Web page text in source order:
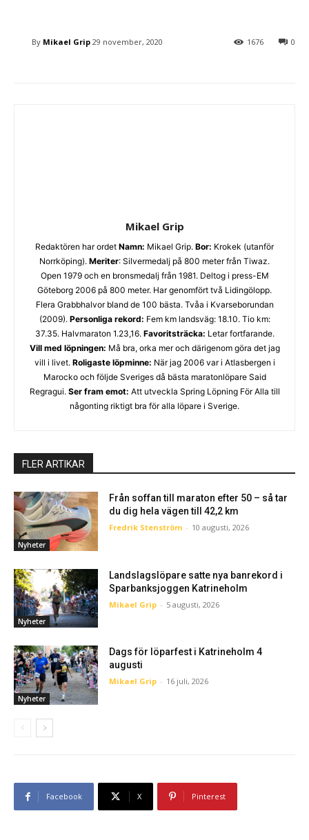
By Mikael Grip 29 november, 2020 0
1676
Mikael Grip
Redaktören har ordet Namn: Mikael Grip. Bor: Krokek (utanför
Norrköping). Meriter: Silvermedalj på 800 meter från Tiwaz.
Open 1979 och en bronsmedalj från 1981. Deltog i press-EM
Göteborg 2006 på 800 meter. Har genomfört två Lidingölopp.
Flera Grabbhalvor bland de 100 bästa. Tvåa i Kvarseborundan
(2009). Personliga rekord: Fem km landsväg: 18.10. Tio km:
37.35. Halvmaraton 1.23,16. Favoritsträcka: Letar fortfarande.
Vill med löpningen: Må bra, orka mer och därigenom göra det jag
vill i livet. Roligaste löpminne: När jag 2006 var i Atlasbergen i
Marocko och följde Sveriges då bästa maratonlöpare Said
Regragui. Ser fram emot: Att utveckla Spring Löpning För Alla till
någonting riktigt bra för alla löpare i Sverige.
FLER ARTIKAR
Nyheter
Från soffan till maraton efter 50 – så tar
du dig hela vägen till 42,2 km
Fredrik Stenström - 10 augusti, 2026
Nyheter
Landslagslöpare satte nya banrekord i
Sparbanksjoggen Katrineholm
Mikael Grip - 5 augusti, 2026
Nyheter
Dags för löparfest i Katrineholm 4
augusti
Mikael Grip - 16 juli, 2026
Facebook X Pinterest